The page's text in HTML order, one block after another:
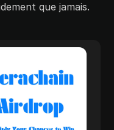
que jamais.
pour
Berachain et
Gérez
parti de